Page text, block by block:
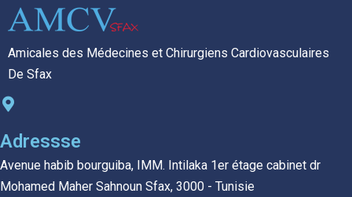
Amicales des Médecines et Chirurgiens Cardiovasculaires
De Sfax
Adressse
Avenue habib bourguiba, IMM. Intilaka 1er étage cabinet dr
Mohamed Maher Sahnoun Sfax, 3000 - Tunisie